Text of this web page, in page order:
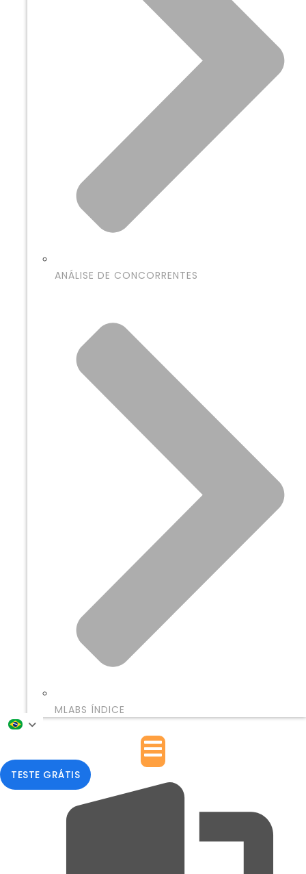
ANÁLISE DE CONCORRENTES
MLABS ÍNDICE
TESTE GRÁTIS